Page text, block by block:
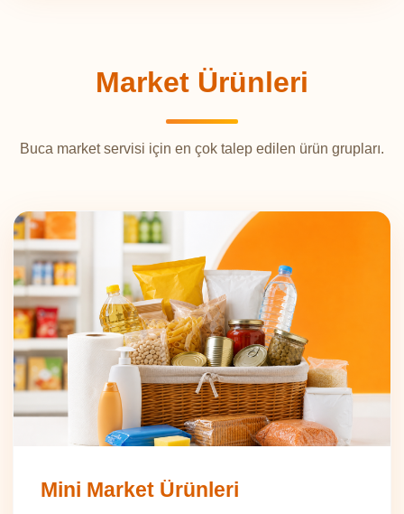
Market Ürünleri
Buca market servisi için en çok talep edilen ürün grupları.
Mini Market Ürünleri